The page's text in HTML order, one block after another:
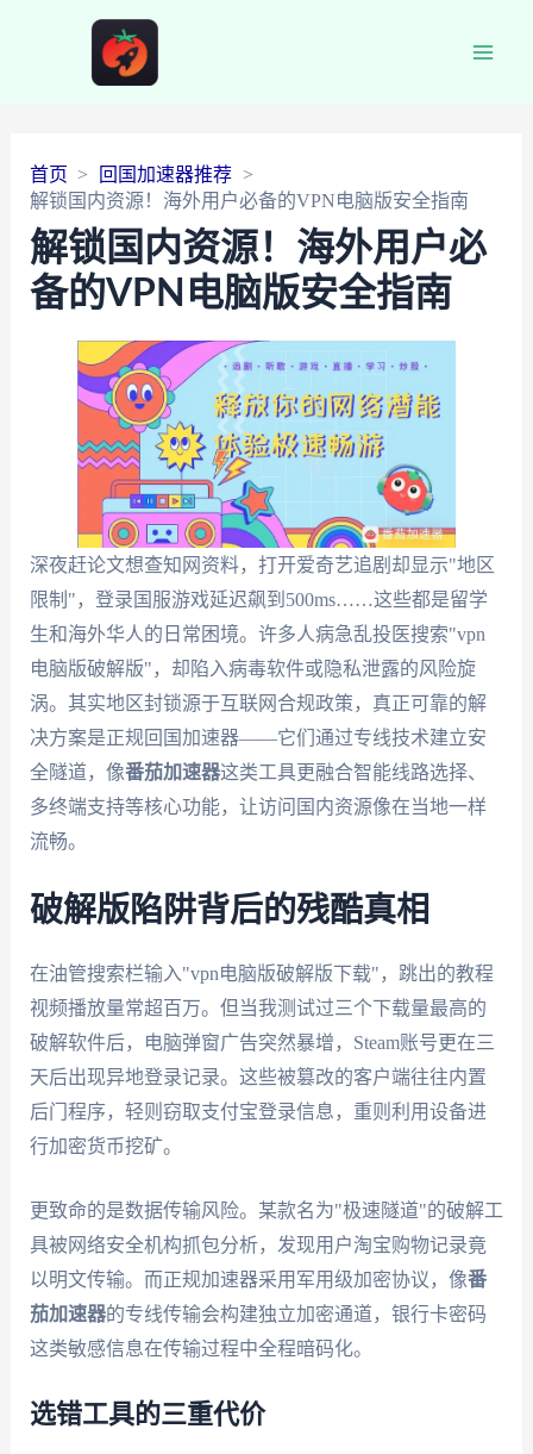
首页
回国加速器推荐
解锁国内资源！海外用户必备的VPN电脑版安全指南
解锁国内资源！海外用户必
备的VPN电脑版安全指南
深夜赶论文想查知网资料，打开爱奇艺追剧却显示"地区
限制"，登录国服游戏延迟飙到500ms……这些都是留学
生和海外华人的日常困境。许多人病急乱投医搜索"vpn
电脑版破解版"，却陷入病毒软件或隐私泄露的风险旋
涡。其实地区封锁源于互联网合规政策，真正可靠的解
决方案是正规回国加速器——它们通过专线技术建立安
全隧道，像番茄加速器这类工具更融合智能线路选择、
多终端支持等核心功能，让访问国内资源像在当地一样
流畅。
破解版陷阱背后的残酷真相
在油管搜索栏输入"vpn电脑版破解版下载"，跳出的教程
视频播放量常超百万。但当我测试过三个下载量最高的
破解软件后，电脑弹窗广告突然暴增，Steam账号更在三
天后出现异地登录记录。这些被篡改的客户端往往内置
后门程序，轻则窃取支付宝登录信息，重则利用设备进
行加密货币挖矿。
更致命的是数据传输风险。某款名为"极速隧道"的破解工
具被网络安全机构抓包分析，发现用户淘宝购物记录竟
以明文传输。而正规加速器采用军用级加密协议，像番
茄加速器的专线传输会构建独立加密通道，银行卡密码
这类敏感信息在传输过程中全程暗码化。
选错工具的三重代价